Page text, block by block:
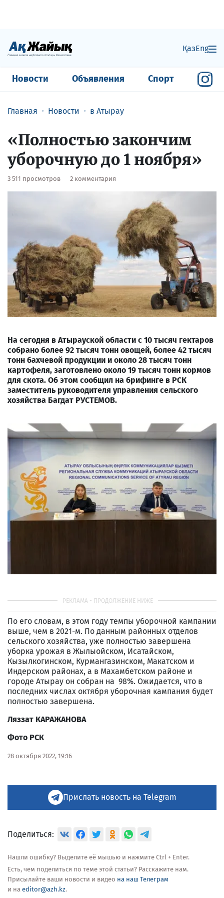
ҚазEng
Новости Объявления Спорт
Главная Новости в Атырау
«Полностью закончим
уборочную до 1 ноября»
3 511 просмотров 2 комментария
На сегодня в Атырауской области с 10 тысяч гектаров
собрано более 92 тысяч тонн овощей, более 42 тысяч
тонн бахчевой продукции и около 28 тысяч тонн
картофеля, заготовлено около 19 тысяч тонн кормов
для скота. Об этом сообщил на брифинге в РСК
заместитель руководителя управления сельского
хозяйства Багдат РУСТЕМОВ.
По его словам, в этом году темпы уборочной кампании
выше, чем в 2021-м. По данным районных отделов
сельского хозяйства, уже полностью завершена
уборка урожая в Жылыойском, Исатайском,
Кызылкогинском, Курмангазинском, Макатском и
Индерском районах, а в Махамбетском районе и
городе Атырау он собран на 98%. Ожидается, что в
последних числах октября уборочная кампания будет
полностью завершена.
Ляззат КАРАЖАНОВА
Фото РСК
28 октября 2022, 19:16
Прислать новость на Telegram
Поделиться:
Нашли ошибку? Выделите её мышью и нажмите Ctrl + Enter.
Есть, чем поделиться по теме этой статьи? Расскажите нам.
Присылайте ваши новости и видео на наш Телеграм
и на editor@azh.kz.